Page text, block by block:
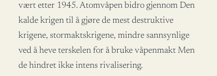
vært etter 1945. Atomvåpen bidro gjennom Den
kalde krigen til å gjøre de mest destruktive
krigene, stormaktskrigene, mindre sannsynlige
ved å heve terskelen for å bruke våpenmakt Men
de hindret ikke intens rivalisering.